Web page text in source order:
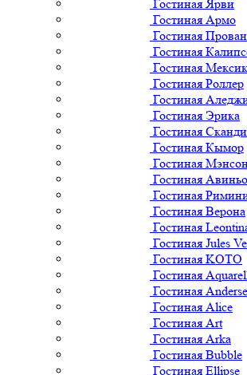
Гостиная Ярви
Гостиная Армо
Гостиная
Гостиная
Гостиная
Гостиная Роллер
Гостиная
Гостиная Эрика
Гостиная Сканди
Гостиная Кымор
Гостиная
Гостиная
Гостиная
Гостиная Верона
Гостиная
Гостиная Jules
Гостиная KOTO
Гостиная
Гостиная
Гостиная Alice
Гостиная Art
Гостиная Arka
Гостиная Bubble
Гостиная Ellipse